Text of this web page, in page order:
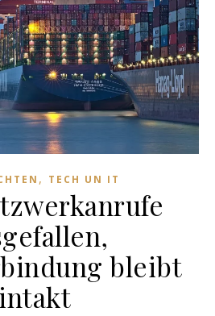
, TECH UN IT
bleibt
intakt